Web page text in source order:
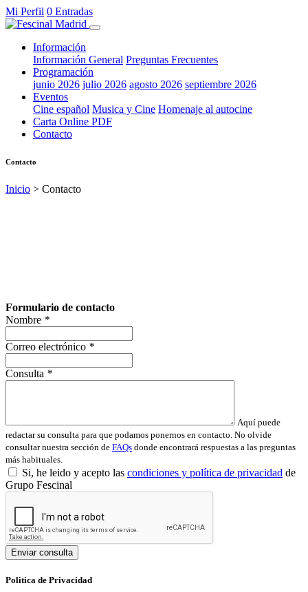
Mi Perfil 0 Entradas
Información
Información General Preguntas Frecuentes
Programación
junio 2026 julio 2026 agosto 2026 septiembre 2026
Eventos
Cine español Musica y Cine Homenaje al autocine
Carta Online PDF
Contacto
Contacto
Inicio > Contacto
Formulario de contacto
Nombre *
Correo electrónico *
Consulta *
Aquí puede
redactar su consulta para que podamos ponernos en contacto. No olvide
consultar nuestra sección de FAQs donde encontrará respuestas a las preguntas
más habituales.
Si, he leido y acepto las condiciones y política de privacidad de
Grupo Fescinal
Enviar consulta
Politica de Privacidad